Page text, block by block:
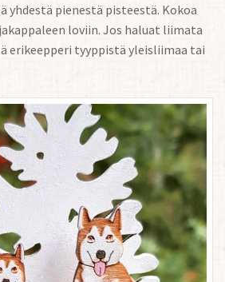
yhdestä pienestä pisteestä. Kokoa
loviin. Jos haluat liimata
erikeepperi tyyppistä yleisliimaa tai